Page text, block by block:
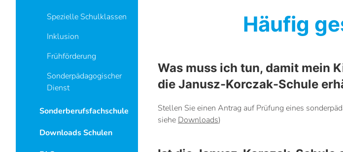
Spezielle Schulklassen
Inklusion
Frühförderung
Sonderpädagogischer
Dienst
Sonderberufsfachschule
Downloads Schulen
Häufig
Was muss ich tun, damit mein
die Janusz-Korczak-Schule
Stellen Sie einen Antrag auf Prüfung eines
siehe Downloads)